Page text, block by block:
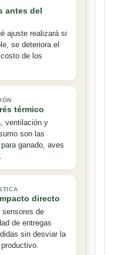
antes del
ajuste realizará si
se deteriora el
de los
térmico
ventilación y
son las
ganado, aves
directo
sensores de
de entregas
sin desviar la